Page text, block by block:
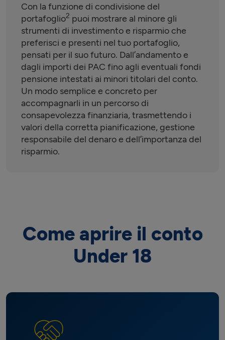
Con la funzione di condivisione del
portafoglio2 puoi mostrare al minore gli
strumenti di investimento e risparmio che
preferisci e presenti nel tuo portafoglio,
pensati per il suo futuro. Dall’andamento e
dagli importi dei PAC fino agli eventuali fondi
pensione intestati ai minori titolari del conto.
Un modo semplice e concreto per
accompagnarli in un percorso di
consapevolezza finanziaria, trasmettendo i
valori della corretta pianificazione, gestione
responsabile del denaro e dell’importanza del
risparmio.
Come aprire il conto
Under 18